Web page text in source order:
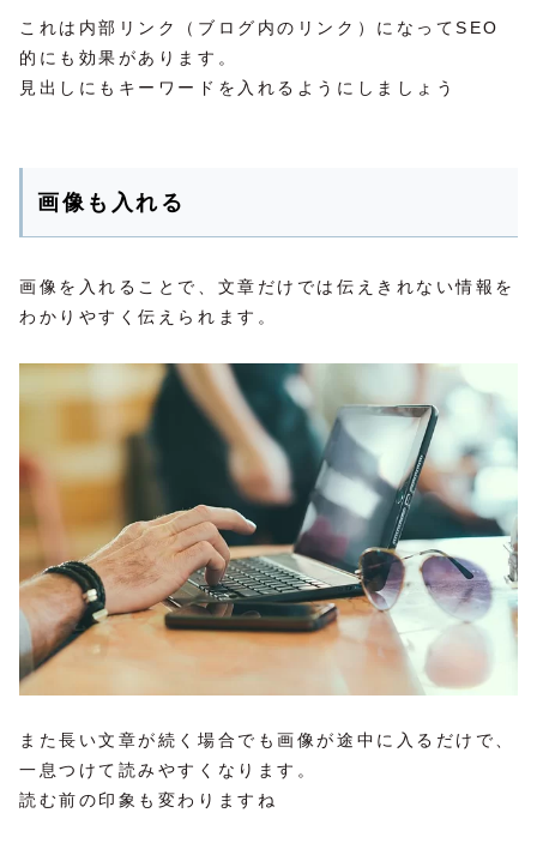
これは内部リンク（ブログ内のリンク）になってSEO
的にも効果があります。
見出しにもキーワードを入れるようにしましょう
画像も入れる
画像を入れることで、文章だけでは伝えきれない情報を
わかりやすく伝えられます。
また長い文章が続く場合でも画像が途中に入るだけで、
一息つけて読みやすくなります。
読む前の印象も変わりますね